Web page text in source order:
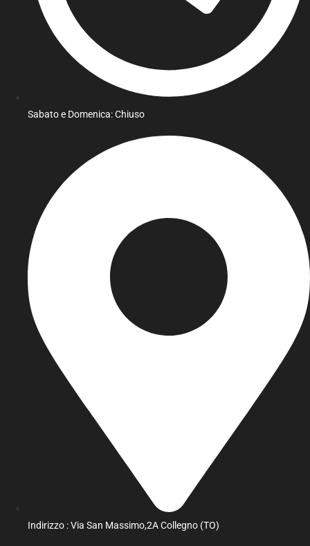
Sabato e Domenica: Chiuso
Indirizzo : Via San Massimo,2A Collegno (TO)